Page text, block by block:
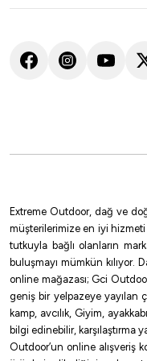
Ryuji SeaHunter SP
Ryuji
Ryuji Power Jig Game
4.861,67₺
Extreme Outdoor, dağ ve
müşterilerimize en iyi
tutkuyla bağlı olanların
buluşmayı mümkün
online mağazası; Gci
geniş bir yelpazeye yayılan
kamp, avcılık, Giyim,
bilgi edinebilir, karşılaştırma
Outdoor’un online alışveriş